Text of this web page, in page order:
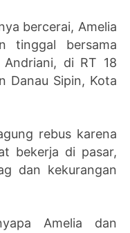
bercerai, Amelia
tinggal bersama
di RT 18
Danau Sipin, Kota
rebus karena
bekerja di pasar,
dan kekurangan
Amelia dan